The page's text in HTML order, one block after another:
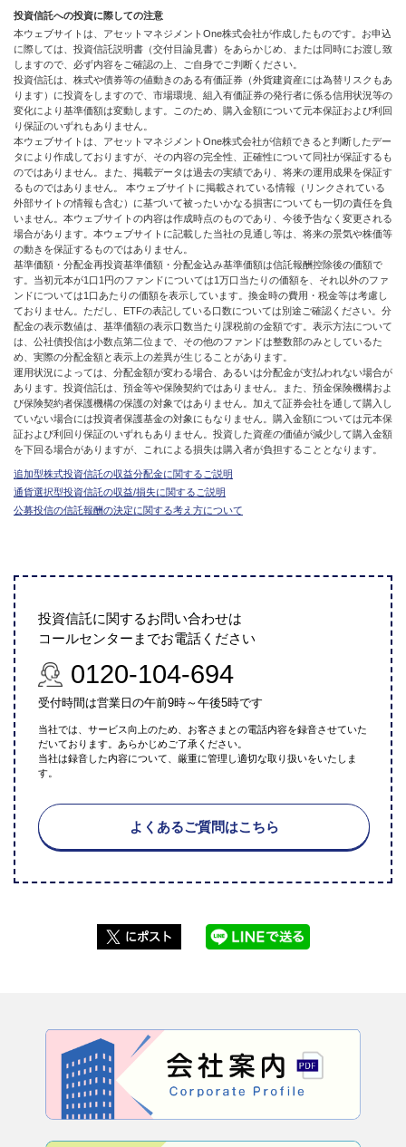
投資信託への投資に際しての注意
本ウェブサイトは、アセットマネジメントOne株式会社が作成したものです。お申込
に際しては、投資信託説明書（交付目論見書）をあらかじめ、または同時にお渡し致
しますので、必ず内容をご確認の上、ご自身でご判断ください。
投資信託は、株式や債券等の値動きのある有価証券（外貨建資産には為替リスクもあ
ります）に投資をしますので、市場環境、組入有価証券の発行者に係る信用状況等の
変化により基準価額は変動します。このため、購入金額について元本保証および利回
り保証のいずれもありません。
本ウェブサイトは、アセットマネジメントOne株式会社が信頼できると判断したデー
タにより作成しておりますが、その内容の完全性、正確性について同社が保証するも
のではありません。また、掲載データは過去の実績であり、将来の運用成果を保証す
るものではありません。 本ウェブサイトに掲載されている情報（リンクされている
外部サイトの情報も含む）に基づいて被ったいかなる損害についても一切の責任を負
いません。本ウェブサイトの内容は作成時点のものであり、今後予告なく変更される
場合があります。本ウェブサイトに記載した当社の見通し等は、将来の景気や株価等
の動きを保証するものではありません。
基準価額・分配金再投資基準価額・分配金込み基準価額は信託報酬控除後の価額で
す。当初元本が1口1円のファンドについては1万口当たりの価額を、それ以外のファ
ンドについては1口あたりの価額を表示しています。換金時の費用・税金等は考慮し
ておりません。ただし、ETFの表記している口数については別途ご確認ください。分
配金の表示数値は、基準価額の表示口数当たり課税前の金額です。表示方法について
は、公社債投信は小数点第二位まで、その他のファンドは整数部のみとしているた
め、実際の分配金額と表示上の差異が生じることがあります。
運用状況によっては、分配金額が変わる場合、あるいは分配金が支払われない場合が
あります。投資信託は、預金等や保険契約ではありません。また、預金保険機構およ
び保険契約者保護機構の保護の対象ではありません。加えて証券会社を通して購入し
ていない場合には投資者保護基金の対象にもなりません。購入金額については元本保
証および利回り保証のいずれもありません。投資した資産の価値が減少して購入金額
を下回る場合がありますが、これによる損失は購入者が負担することとなります。
追加型株式投資信託の収益分配金に関するご説明
通貨選択型投資信託の収益/損失に関するご説明
公募投信の信託報酬の決定に関する考え方について
投資信託に関するお問い合わせは
コールセンターまでお電話ください
0120-104-694
受付時間は営業日の午前9時～午後5時です
当社では、サービス向上のため、お客さまとの電話内容を録音させていた
だいております。あらかじめご了承ください。
当社は録音した内容について、厳重に管理し適切な取り扱いをいたしま
す。
よくあるご質問はこちら